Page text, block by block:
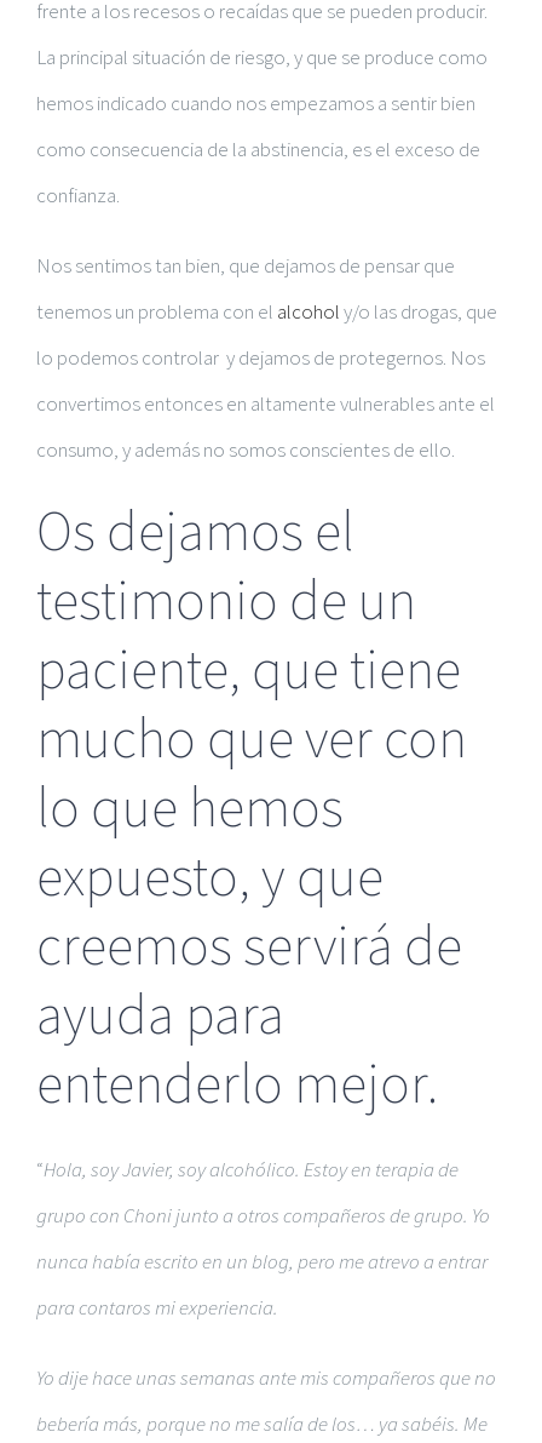
frente a los recesos o recaídas que se pueden producir.
La principal situación de riesgo, y que se produce como
hemos indicado cuando nos empezamos a sentir bien
como consecuencia de la abstinencia, es el exceso de
confianza.
Nos sentimos tan bien, que dejamos de pensar que
tenemos un problema con el alcoholy/o las drogas, que
lo podemos controlar y dejamos de protegernos. Nos
convertimos entonces en altamente vulnerables ante el
consumo, y además no somos conscientes de ello.
Os dejamos el
testimonio de un
paciente, que tiene
mucho que ver con
lo que hemos
expuesto, y que
creemos servirá de
ayuda para
entenderlo mejor.
“Hola, soy Javier, soy alcohólico. Estoy en terapia de
grupo con Choni junto a otros compañeros de grupo. Yo
nunca había escrito en un blog, pero me atrevo a entrar
para contaros mi experiencia.
Yo dije hace unas semanas ante mis compañeros que no
bebería más, porque no me salía de los… ya sabéis. Me